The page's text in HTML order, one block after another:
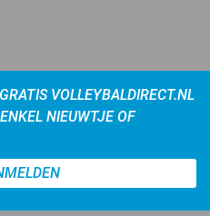
VOLLEYBALDIRECT.NL
NIEUWTJE OF